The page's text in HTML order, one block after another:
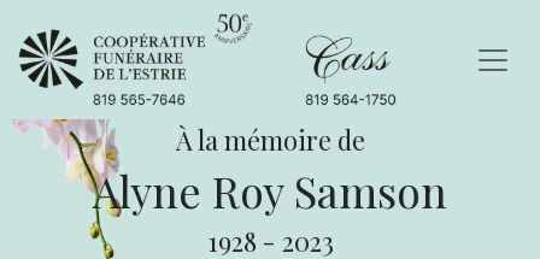
À la mémoire de
Alyne Roy Samson
1928 - 2023